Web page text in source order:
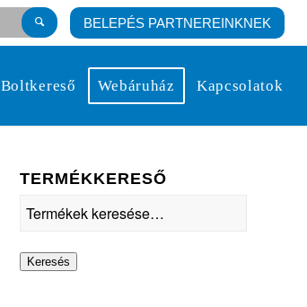
BELEPÉS PARTNEREINKNEK
Boltkereső Webáruház Kapcsolatok
TERMÉKKERESŐ
Keresés